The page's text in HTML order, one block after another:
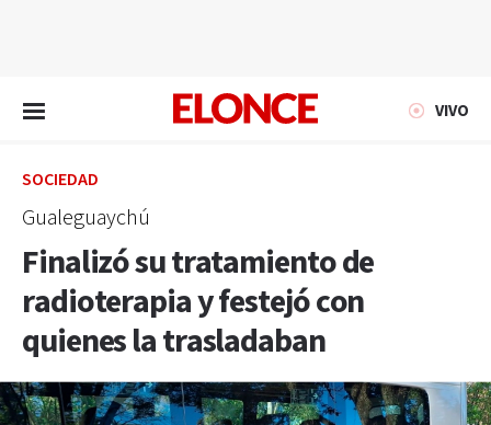
VIVO
SOCIEDAD
Gualeguaychú
Finalizó su tratamiento de
radioterapia y festejó con
quienes la trasladaban